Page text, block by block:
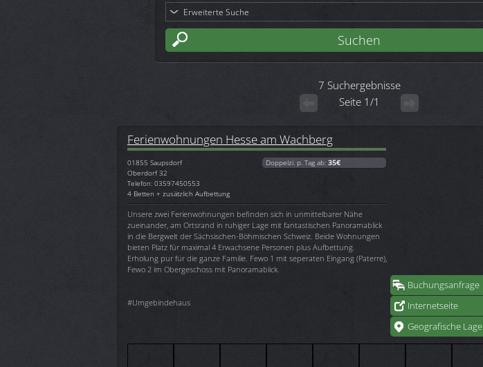
Erweiterte Suche
7 Suchergebnisse
Seite 1/1
Buchungsanfrage
Internetseite
Geografische Lage
Ferienwohnungen Hesse am Wachberg
01855 Saupsdorf
Oberdorf 32
Telefon: 03597450553
4 Betten + zusätzlich Aufbettung
Doppelzi. p. Tag ab: 35€
Unsere zwei Ferienwohnungen befinden sich in unmittelbarer Nähe
zueinander, am Ortsrand in ruhiger Lage mit fantastischen Panoramablick
in die Bergwelt der Sächsischen-Böhmischen Schweiz. Beide Wohnungen
bieten Platz für maximal 4 Erwachsene Personen plus Aufbettung.
Erholung pur für die ganze Familie. Fewo 1 mit seperaten Eingang (Paterre),
Fewo 2 im Obergeschoss mit Panoramablick.
#Umgebindehaus